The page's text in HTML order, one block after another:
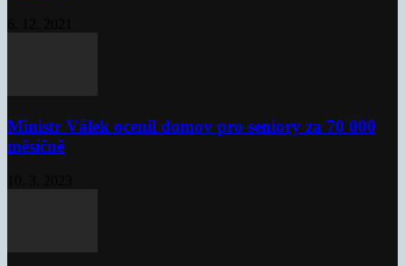
Ministr Válek ocenil domov pro seniory za 70 000
měsíčně